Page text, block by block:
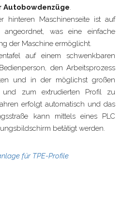
Autobowdenzüge
hinteren Maschinenseite ist auf
was eine einfache
der Maschine ermöglicht.
auf einem schwenkbaren
den Arbeitsprozess
und in der möglichst großen
und zum extrudierten Profil zu
erfolgt automatisch und das
kann mittels eines PLC
betätigt werden.